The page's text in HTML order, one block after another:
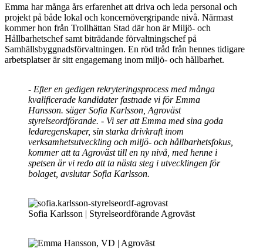
Emma har många års erfarenhet att driva och leda personal och
projekt på både lokal och koncernövergripande nivå. Närmast
kommer hon från Trollhättan Stad där hon är Miljö- och
Hållbarhetschef samt biträdande förvaltningschef på
Samhällsbyggnadsförvaltningen. En röd tråd från hennes tidigare
arbetsplatser är sitt engagemang inom miljö- och hållbarhet.
- Efter en gedigen rekryteringsprocess med många
kvalificerade kandidater fastnade vi för Emma
Hansson. säger Sofia Karlsson, Agroväst
styrelseordförande. - Vi ser att Emma med sina goda
ledaregenskaper, sin starka drivkraft inom
verksamhetsutveckling och miljö- och hållbarhetsfokus,
kommer att ta Agroväst till en ny nivå, med henne i
spetsen är vi redo att ta nästa steg i utvecklingen för
bolaget, avslutar Sofia Karlsson.
Sofia Karlsson | Styrelseordförande Agroväst